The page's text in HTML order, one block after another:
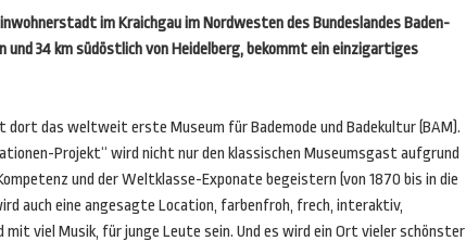
im Kraichgau im Nordwesten des Bundeslandes Baden-
34 km südöstlich von Heidelberg, bekommt ein einzigartiges
dort das weltweit erste Museum für Bademode und Badekultur (BAM).
Projekt“ wird nicht nur den klassischen Museumsgast aufgrund
und der Weltklasse-Exponate begeistern (von 1870 bis in die
auch eine angesagte Location, farbenfroh, frech, interaktiv,
mit viel Musik, für junge Leute sein. Und es wird ein Ort vieler schönster